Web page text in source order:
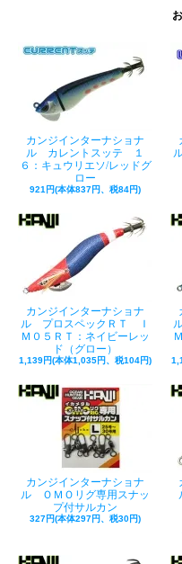
カンジインターナショナ
ル カレントスッテ １
６：キュウリエソ/レッドグ
ロー
921円(本体837円、税84円)
カンジインターナショナ
ル プロスペックＲＴ Ｉ
Ｍ０５ＲＴ：ネイビーレッ
ド（グロー）
1,139円(本体1,035円、税104円)
カンジインターナショナ
ル ＯＭＯリグ専用スナッ
プ付サルカン
327円(本体297円、税30円)